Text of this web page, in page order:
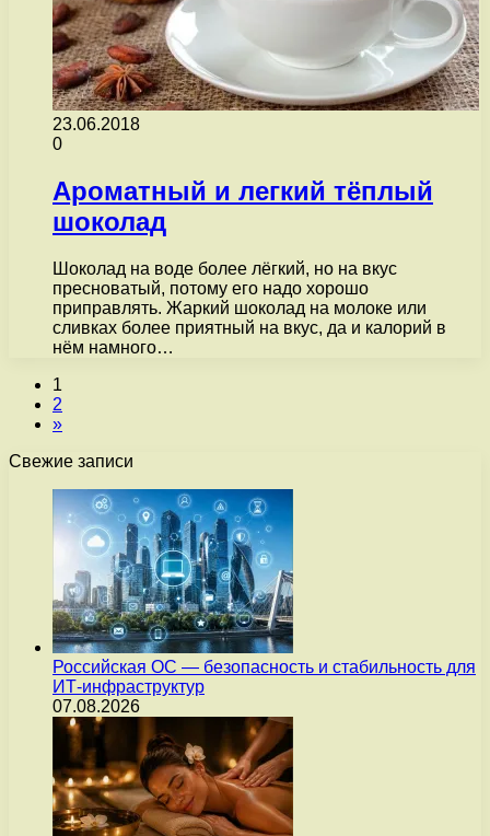
23.06.2018
0
Ароматный и легкий тёплый
шоколад
Шоколад на воде более лёгкий, но на вкус
пресноватый, потому его надо хорошо
приправлять. Жаркий шоколад на молоке или
сливках более приятный на вкус, да и калорий в
нём намного…
1
2
»
Свежие записи
Российская ОС — безопасность и стабильность для
ИТ-инфраструктур
07.08.2026